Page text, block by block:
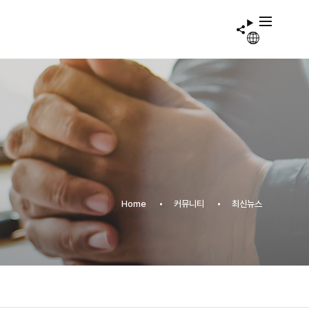
Home 커뮤니티 최신뉴스